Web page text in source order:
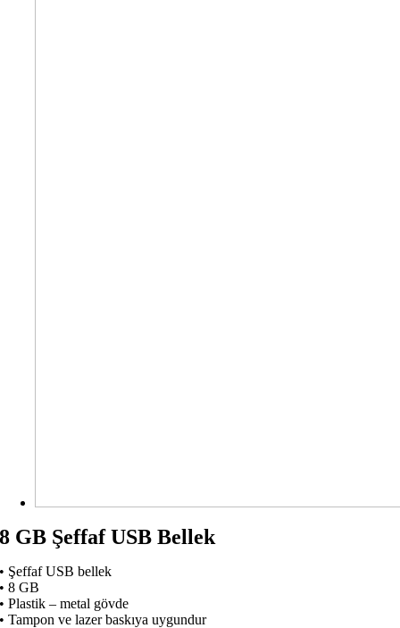
8 GB Şeffaf USB Bellek
• Şeffaf USB bellek
• 8 GB
• Plastik – metal gövde
• Tampon ve lazer baskıya uygundur